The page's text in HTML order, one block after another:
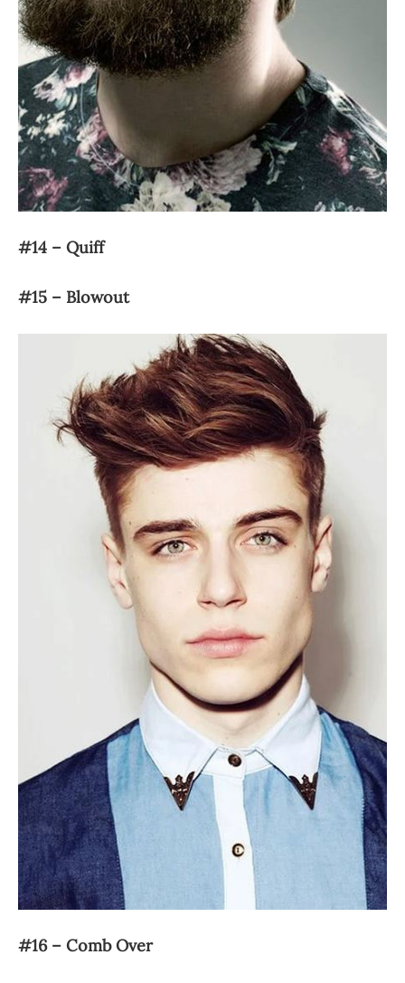
#14 – Quiff
#15 – Blowout
#16 – Comb Over